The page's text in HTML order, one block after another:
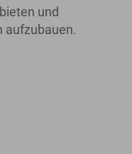
und
aufzubauen.